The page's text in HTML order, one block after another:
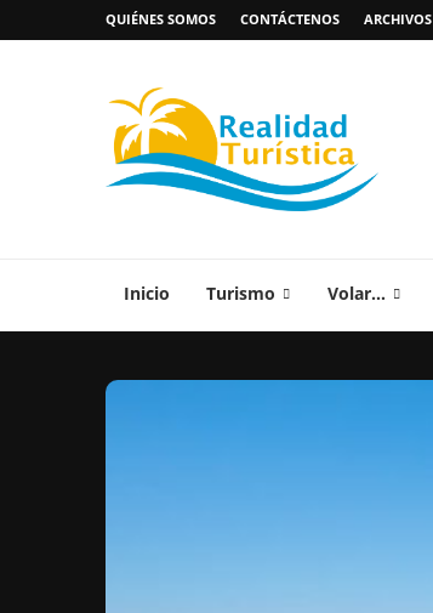
QUIÉNES SOMOS CONTÁCTENOS ARCHIVOS
Inicio Turismo Volar…